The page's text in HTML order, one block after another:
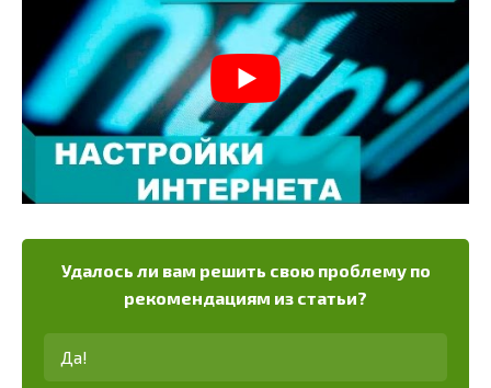
Удалось ли вам решить свою проблему по
рекомендациям из статьи?
Да!